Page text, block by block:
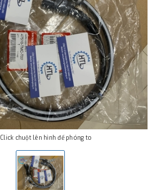
Click chuột lên hình để phóng to